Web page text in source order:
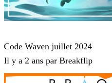
Code Waven juillet 2024
Il y a 2 ans par Breakflip